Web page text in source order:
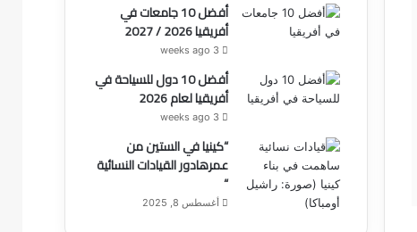
أفضل 10 جامعات في
أفريقيا 2026 / 2027
3 weeks ago
أفضل 10 دول للسياحة في
أفريقيا لعام 2026
3 weeks ago
“كينيا في الستين من
عمرهادور القيادات النسائية
“
أغسطس 8, 2025